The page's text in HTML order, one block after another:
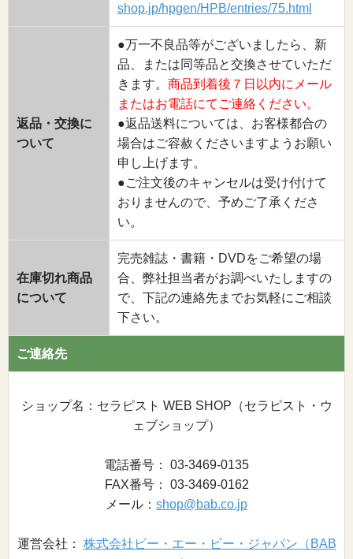
shop.jp/hpgen/HPB/entries/75.html
返品・交換に
ついて
●万一不良品等がございましたら、新
品、または同等品と交換させていただ
きます。 商品到着後７日以内にメール
またはお電話にてご連絡ください。
●返品送料については、お客様都合の
場合はご容赦くださいますようお願い
申し上げます。
●ご注文後のキャンセルは受け付けて
おりませんので、予めご了承くださ
い。
在庫切れ商品
について
完売雑誌・書籍・DVDをご希望の場
合、弊社担当者がお調べいたしますの
で、下記の連絡先までお気軽にご相談
下さい。
ご連絡先
ショップ名：セラピスト WEB SHOP（セラピスト・ウ
ェブショップ）
電話番号： 03-3469-0135
FAX番号： 03-3469-0162
メール： shop@bab.co.jp
運営会社： 株式会社ビー・エー・ビー・ジャパン（BAB